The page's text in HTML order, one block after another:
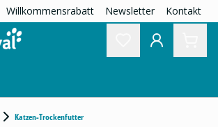
Willkommensrabatt Newsletter Kontakt
Katzen-Trockenfutter